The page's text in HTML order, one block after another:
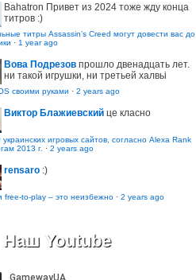
Bahatron Привет из 2024 тоже жду конца
титров :)
титры Assassin’s Creed могут довести вас до
· 1 year ago
Вова Подрезов прошло двенадцать лет.
ни такой игрушки, ни третьей халвьі
своими руками · 2 years ago
Виктор Блажиевский це класно
украинских игровых сайтов, согласно Alexa Rank
2013 г. · 2 years ago
rensaro :)
free-to-play – это неизбежно · 2 years ago
Наш Youtube